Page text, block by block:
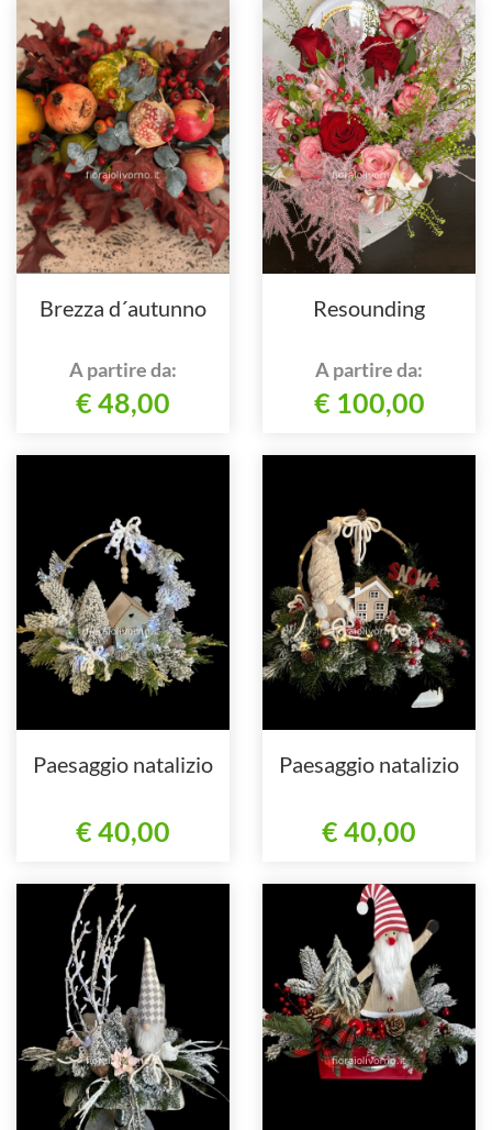
Brezza d´autunno
A partire da:
€ 48,00
Resounding
A partire da:
€ 100,00
Paesaggio natalizio
€ 40,00
Paesaggio natalizio
€ 40,00